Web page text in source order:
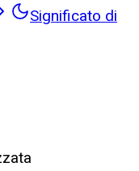
Significato di